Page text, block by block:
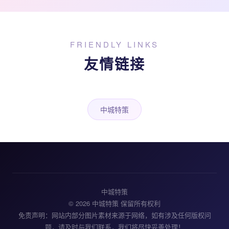
FRIENDLY LINKS
友情链接
中城特策
中城特策
© 2026 中城特策 保留所有权利
免责声明：网站内部分图片素材来源于网络，如有涉及任何版权问
题，请及时与我们联系，我们将尽快妥善处理！